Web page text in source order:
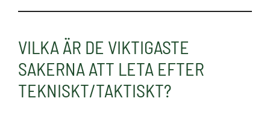
VILKA ÄR DE VIKTIGASTE
SAKERNA ATT LETA EFTER
TEKNISKT/TAKTISKT?